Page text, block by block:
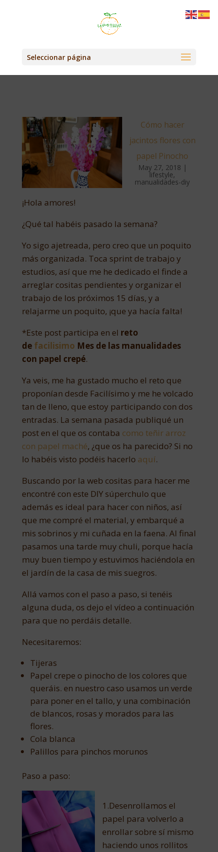
Seleccionar página
Cómo hacer
jacintos flores con
papel Pinocho
May 27, 2018 |
lifestyle,
manualidades-diy
¡Hola amores!
¿Qué tal habéis pasado la semana?
Yo sigo ajetreada, pero creo que un poquito
más organizada. Toca sprint de trabajo y
estudios, así que me he dedicado el finde a
arreglar cositas pendientes y organizar el
trabajo de los próximos 15 días, y a
relajarme un poquito, ¡que ya hacía falta!
*Este post participa en el reto
de facilisimo Mes de las manualidades
con papel crepé.
Ya veis, me ha gustado mucho el reto que
proponían desde Facilísimo y me he volcado
tan de lleno, que estoy participando con dos
entradas. La semana pasada publiqué un
post en el que os contaba como teñir arroz
con papel maché, ¿que os ha parecido? Si no
lo habéis visto podéis hacerlo aquí.
Buscando por la web cositas para hacer me
encontré con este DIY súperchulo que
además es ideal para hacer con niños, así
que me compré el material, y embarqué a
mis sobrinos y mi cuñada en la faena. Al final
pasamos una tarde muy chuli, porque hacía
muy buen tiempo y estuvimos haciéndola en
el jardín de la casa de mis suegros.
Allá vamos con el paso a paso, si tenéis
alguna duda, os dejo el vídeo a continuación
para que no perdáis detalle.
Necesitaremos:
Tijeras
Papel crepe o pinocho de los colores que
queráis. en nuestro caso usamos un verde
para poner en el tallo, y una combinación
de blancos, rosas y morados para las
flores.
Cola blanca
Palillos para pinchos morunos
Paso a paso:
1.Desenrollamos el
papel para volverlo a
enrollar sobre sí mismo
haciendo unos rollitos